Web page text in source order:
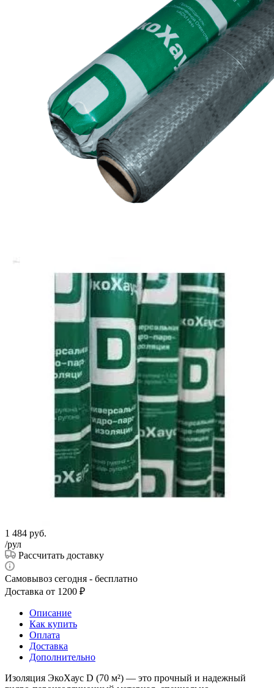
1 484 руб.
/рул
Рассчитать доставку
Самовывоз сегодня - бесплатно
Доставка от 1200 ₽
Описание
Как купить
Оплата
Доставка
Дополнительно
Изоляция ЭкоХаус D (70 м²) — это прочный и надежный